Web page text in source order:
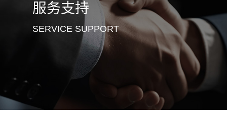
服务支持
SERVICE SUPPORT